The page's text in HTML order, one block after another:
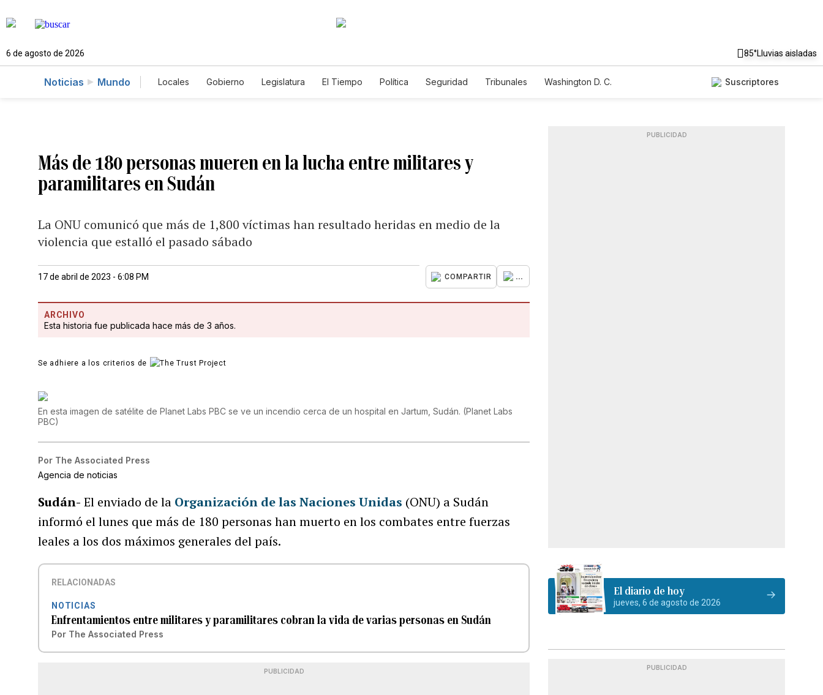
6 de agosto de 2026 85°Lluvias aisladas
Noticias Mundo Locales Gobierno Legislatura El Tiempo Política Seguridad Tribunales
Washington D. C.
Suscriptores
Más de 180 personas mueren en la lucha entre militares y
paramilitares en Sudán
La ONU comunicó que más de 1,800 víctimas han resultado heridas en medio de la
violencia que estalló el pasado sábado
17 de abril de 2023 - 6:08 PM COMPARTIR ...
ARCHIVO
Esta historia fue publicada hace más de 3 años.
Se adhiere a los criterios de
En esta imagen de satélite de Planet Labs PBC se ve un incendio cerca de un hospital en Jartum, Sudán. (Planet Labs
PBC)
Por The Associated Press
Agencia de noticias
Sudán- El enviado de la Organización de las Naciones Unidas (ONU) a Sudán
informó el lunes que más de 180 personas han muerto en los combates entre fuerzas
leales a los dos máximos generales del país.
RELACIONADAS
NOTICIAS
Enfrentamientos entre militares y paramilitares cobran la vida de varias personas en Sudán
Por The Associated Press
PUBLICIDAD
PUBLICIDAD
El diario de hoy
jueves, 6 de agosto de 2026
PUBLICIDAD